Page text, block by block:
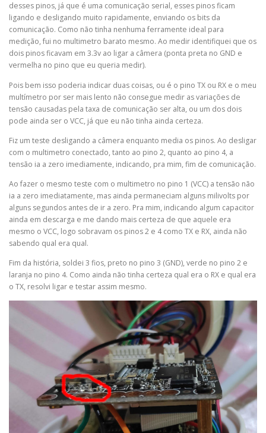
desses pinos, já que é uma comunicação serial, esses pinos ficam
ligando e desligando muito rapidamente, enviando os bits da
comunicação. Como não tinha nenhuma ferramente ideal para
medição, fui no multimetro barato mesmo. Ao medir identifiquei que os
dois pinos ficavam em 3.3v ao ligar a câmera (ponta preta no GND e
vermelha no pino que eu queria medir).
Pois bem isso poderia indicar duas coisas, ou é o pino TX ou RX e o meu
multímetro por ser mais lento não consegue medir as variações de
tensão causadas pela taxa de comunicação ser alta, ou um dos dois
pode ainda ser o VCC, já que eu não tinha ainda certeza.
Fiz um teste desligando a câmera enquanto media os pinos. Ao desligar
com o multimetro conectado, tanto ao pino 2, quanto ao pino 4, a
tensão ia a zero imediamente, indicando, pra mim, fim de comunicação.
Ao fazer o mesmo teste com o multimetro no pino 1 (VCC) a tensão não
ia a zero imediatamente, mas ainda permaneciam alguns milivolts por
alguns segundos antes de ir a zero. Pra mim, indicando algum capacitor
ainda em descarga e me dando mais certeza de que aquele era
mesmo o VCC, logo sobravam os pinos 2 e 4 como TX e RX, ainda não
sabendo qual era qual.
Fim da história, soldei 3 fios, preto no pino 3 (GND), verde no pino 2 e
laranja no pino 4. Como ainda não tinha certeza qual era o RX e qual era
o TX, resolvi ligar e testar assim mesmo.